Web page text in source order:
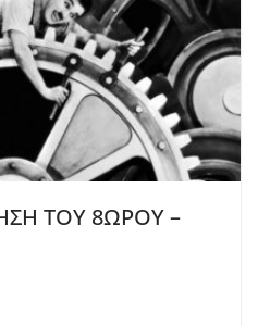
ΤΟΥ 8ΩΡΟΥ –